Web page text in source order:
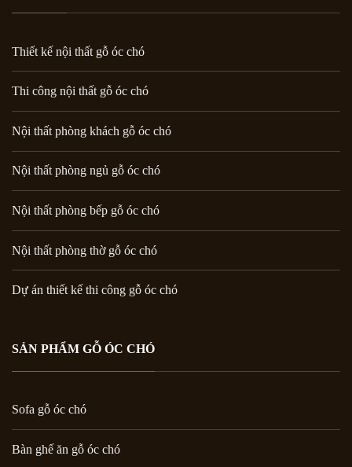
Thiết kế nội thất gỗ óc chó
Thi công nội thất gỗ óc chó
Nội thất phòng khách gỗ óc chó
Nội thất phòng ngủ gỗ óc chó
Nội thất phòng bếp gỗ óc chó
Nội thất phòng thờ gỗ óc chó
Dự án thiết kế thi công gỗ óc chó
SẢN PHẨM GỖ ÓC CHÓ
Sofa gỗ óc chó
Bàn ghế ăn gỗ óc chó